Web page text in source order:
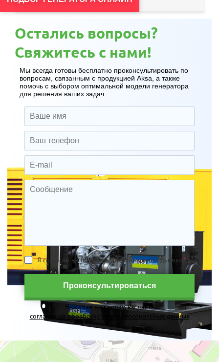
Остались вопросы?
Свяжитесь с нами!
Мы всегда готовы бесплатно проконсультировать по
вопросам, связанным с продукцией Aksa, а также
помочь с выбором оптимальной модели генератора
для решения ваших задач.
Я согласен на обработку персональных данных*
Проконсультироваться
Нажимая на кнопку, вы даете
согласие на обработку своих персональных данных